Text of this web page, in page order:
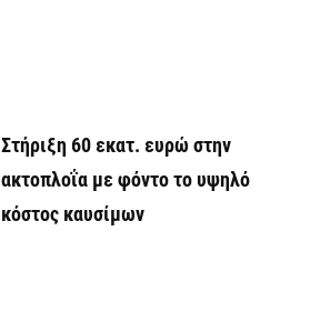
Στήριξη 60 εκατ. ευρώ στην
ακτοπλοΐα με φόντο το υψηλό
κόστος καυσίμων